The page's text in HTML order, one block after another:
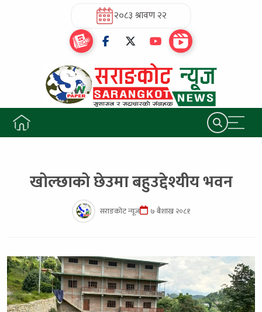
२०८३ श्रावण २२
खोल्छाको छेउमा बहुउद्देश्यीय भवन
सराङकोट न्यूज ७ बैशाख २०८१